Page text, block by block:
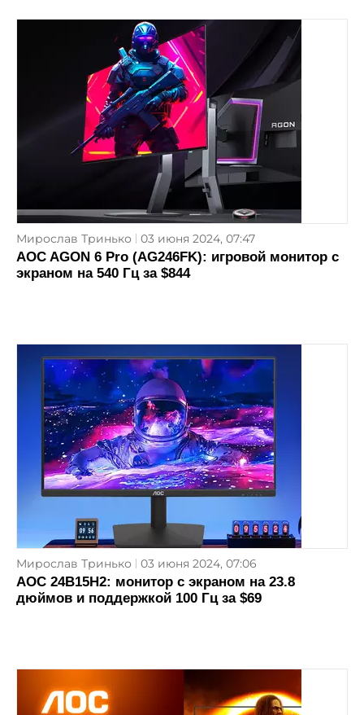
Мирослав Тринько 03 июня 2024, 07:47
AOC AGON 6 Pro (AG246FK): игровой монитор с
экраном на 540 Гц за $844
Мирослав Тринько 03 июня 2024, 07:06
AOC 24B15H2: монитор с экраном на 23.8
дюймов и поддержкой 100 Гц за $69